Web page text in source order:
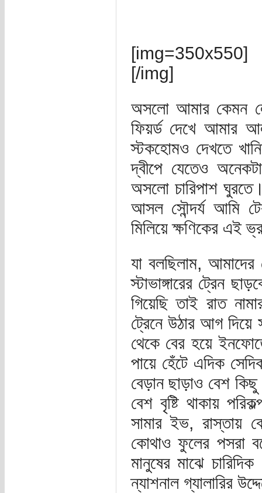
[img=350x550]
[/img]
অসলো আমার কেমন
ফিয়র্ড দেখে আমার
স্টকহোমও দেখতে
দ্বীপে যেতেও
অসলো চারিপাশ
আসল সৌন্দর্য আমি
মিলিয়ে ক্ষণিকের এই
যা বলছিলাম,
স্টাভাঙ্গারের ট্রেন
গিয়েছি তাই রাত
ট্রেনে উঠার আগ দিয়ে
থেকে বের হয়ে
পায়ে হেঁটে এদিক
বেড়ান ছাড়াও বেশ
বেশ বৃষ্টি থাকায়
সামার ইভ, রাস্তায়
কোথাও ফুলের পসরা
মানুষের মাঝে
ন্যাশনাল গ্যালারির